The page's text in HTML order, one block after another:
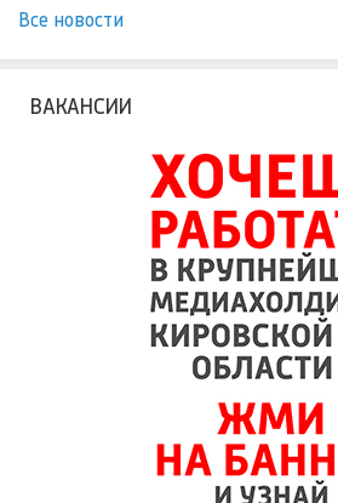
Все новости
ВАКАНСИИ